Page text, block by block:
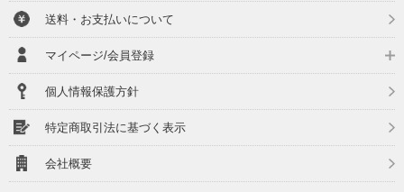
送料・お支払いについて
マイページ/会員登録
個人情報保護方針
特定商取引法に基づく表示
会社概要